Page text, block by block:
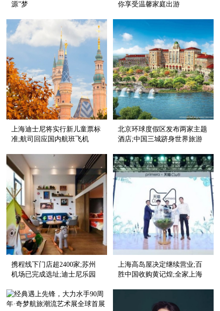
源”梦
你享受温馨家庭出游
上海迪士尼将实行新儿童票标
准;航司回应国内航班飞机
扬州
北京环球度假区发布两家主题
酒店;中国三城跻身​世界旅游
携程线下门店超2400家;苏州
机场已完成选址;迪士尼乐园
上海高岛屋决定继续营业;百
胜中国收购黄记煌;全家上海